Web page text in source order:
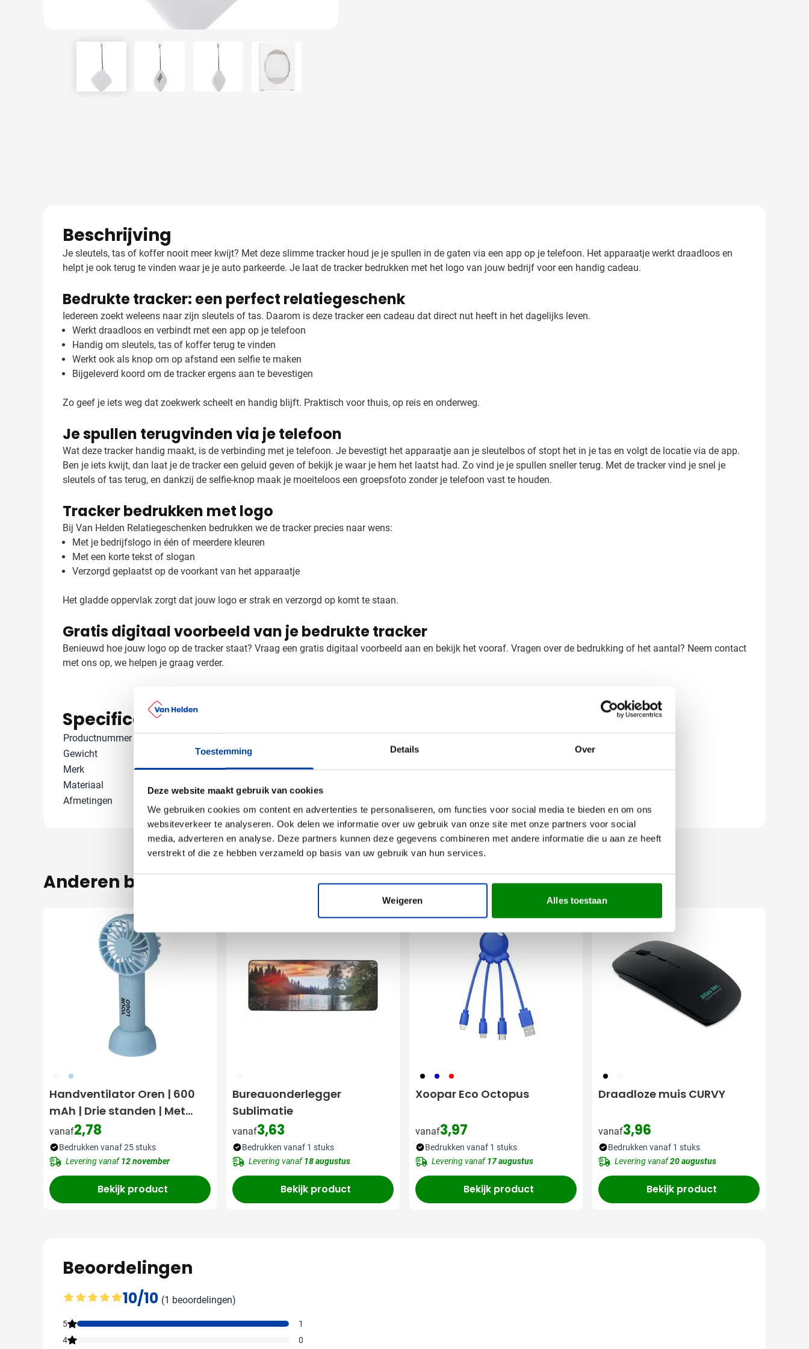
Toestemming Details Over
Deze website maakt gebruik van cookies
We gebruiken cookies om content en advertenties te personaliseren, om functies voor social media te bieden en om ons
websiteverkeer te analyseren. Ook delen we informatie over uw gebruik van onze site met onze partners voor social
media, adverteren en analyse. Deze partners kunnen deze gegevens combineren met andere informatie die u aan ze heeft
verstrekt of die ze hebben verzameld op basis van uw gebruik van hun services.
Weigeren Alles toestaan
View larger imageView larger imageView larger imageView larger image
Beschrijving
Je sleutels, tas of koffer nooit meer kwijt? Met deze slimme tracker houd je je spullen in de gaten via een app op je telefoon. Het apparaatje werkt draadloos en
helpt je ook terug te vinden waar je je auto parkeerde. Je laat de tracker bedrukken met het logo van jouw bedrijf voor een handig cadeau.
Bedrukte tracker: een perfect relatiegeschenk
Iedereen zoekt weleens naar zijn sleutels of tas. Daarom is deze tracker een cadeau dat direct nut heeft in het dagelijks leven.
Werkt draadloos en verbindt met een app op je telefoon
Handig om sleutels, tas of koffer terug te vinden
Werkt ook als knop om op afstand een selfie te maken
Bijgeleverd koord om de tracker ergens aan te bevestigen
Zo geef je iets weg dat zoekwerk scheelt en handig blijft. Praktisch voor thuis, op reis en onderweg.
Je spullen terugvinden via je telefoon
Wat deze tracker handig maakt, is de verbinding met je telefoon. Je bevestigt het apparaatje aan je sleutelbos of stopt het in je tas en volgt de locatie via de app.
Ben je iets kwijt, dan laat je de tracker een geluid geven of bekijk je waar je hem het laatst had. Zo vind je je spullen sneller terug. Met de tracker vind je snel je
sleutels of tas terug, en dankzij de selfie-knop maak je moeiteloos een groepsfoto zonder je telefoon vast te houden.
Tracker bedrukken met logo
Bij Van Helden Relatiegeschenken bedrukken we de tracker precies naar wens:
Met je bedrijfslogo in één of meerdere kleuren
Met een korte tekst of slogan
Verzorgd geplaatst op de voorkant van het apparaatje
Het gladde oppervlak zorgt dat jouw logo er strak en verzorgd op komt te staan.
Gratis digitaal voorbeeld van je bedrukte tracker
Benieuwd hoe jouw logo op de tracker staat? Vraag een gratis digitaal voorbeeld aan en bekijk het vooraf. Vragen over de bedrukking of het aantal? Neem contact
met ons op, we helpen je graag verder.
Specificaties
Productnummer
Gewicht
10 gram
Merk
IMPRESSION
Materiaal
ABS
Afmetingen
Anderen bekeken ook
002 018
Handventilator Oren | 600
mAh | Drie standen | Met
standaard
vanaf2,78
Bedrukken vanaf 25 stuks
Levering vanaf12 november
Bekijk product
002
Bureauonderlegger
Sublimatie
vanaf3,63
Bedrukken vanaf 1 stuks
Levering vanaf18 augustus
Bekijk product
001 005 008
Xoopar Eco Octopus
vanaf3,97
Gerecycled
Bedrukken vanaf 1 stuks
Levering vanaf17 augustus
Bekijk product
001 002
Draadloze muis CURVY
vanaf3,96
Bedrukken vanaf 1 stuks
Levering vanaf20 augustus
Bekijk product
Beoordelingen
Gemiddelde beoordeling: 10 van 10
10/10 (1 beoordelingen)
5
1
4
0